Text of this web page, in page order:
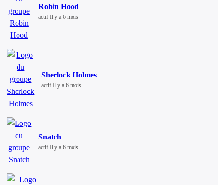
Robin Hood
actif Il y a 6 mois
Sherlock Holmes
actif Il y a 6 mois
Snatch
actif Il y a 6 mois